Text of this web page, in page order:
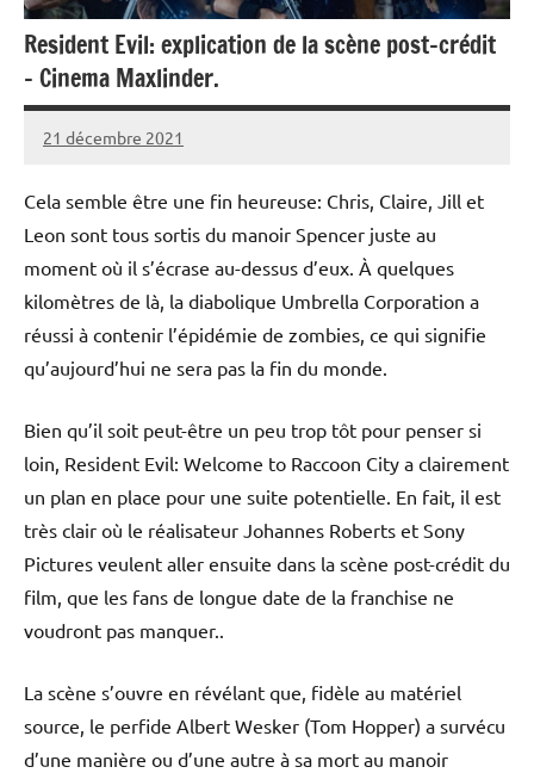
Resident Evil: explication de la scène post-crédit
– Cinema Maxlinder.
21 décembre 2021
admin3621
Aucun
Cela semble être une fin heureuse: Chris, Claire, Jill et
Leon sont tous sortis du manoir Spencer juste au
moment où il s’écrase au-dessus d’eux. À quelques
kilomètres de là, la diabolique Umbrella Corporation a
réussi à contenir l’épidémie de zombies, ce qui signifie
qu’aujourd’hui ne sera pas la fin du monde.
Bien qu’il soit peut-être un peu trop tôt pour penser si
loin, Resident Evil: Welcome to Raccoon City a clairement
un plan en place pour une suite potentielle. En fait, il est
très clair où le réalisateur Johannes Roberts et Sony
Pictures veulent aller ensuite dans la scène post-crédit du
film, que les fans de longue date de la franchise ne
voudront pas manquer..
La scène s’ouvre en révélant que, fidèle au matériel
source, le perfide Albert Wesker (Tom Hopper) a survécu
d’une manière ou d’une autre à sa mort au manoir